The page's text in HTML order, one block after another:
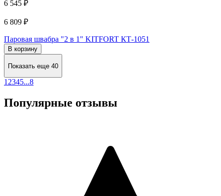
6 545 ₽
6 809 ₽
Паровая швабра "2 в 1" KITFORT КТ-1051
В корзину
Показать еще 40
1 2345...8
Популярные отзывы